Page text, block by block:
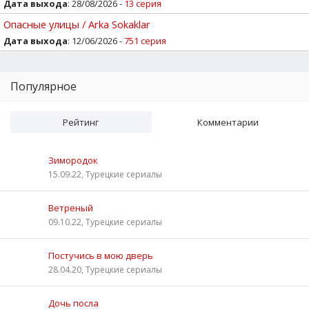
Дата выхода: 28/08/2026 - 13 серия
Опасные улицы / Arka Sokaklar
Дата выхода: 12/06/2026 -751 серия
Популярное
Рейтинг Комментарии
Зимородок
15.09.22, Турецкие сериалы
Ветреный
09.10.22, Турецкие сериалы
Постучись в мою дверь
28.04.20, Турецкие сериалы
Дочь посла